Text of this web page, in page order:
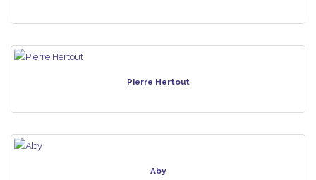
Pierre Hertout
Aby